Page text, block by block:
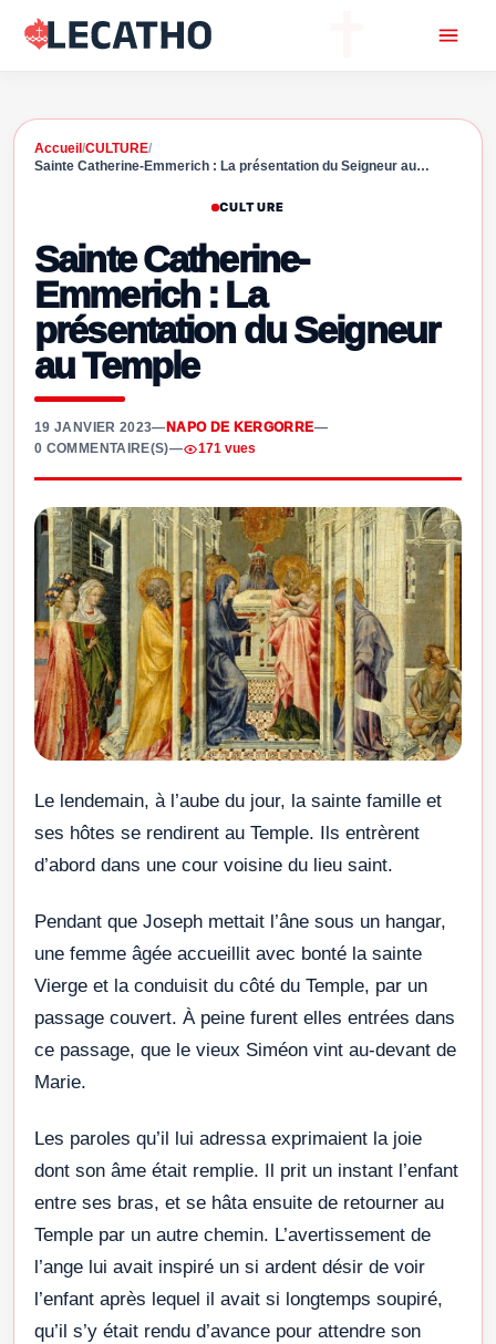
Accueil /CULTURE/
Sainte Catherine-Emmerich : La présentation du Seigneur au…
CULTURE
Sainte Catherine-
Emmerich : La
présentation du Seigneur
au Temple
19 JANVIER 2023— NAPO DE KERGORRE—
0 COMMENTAIRE(S)— 171 vues
Le lendemain, à l’aube du jour, la sainte famille et
ses hôtes se rendirent au Temple. Ils entrèrent
d’abord dans une cour voisine du lieu saint.
Pendant que Joseph mettait l’âne sous un hangar,
une femme âgée accueillit avec bonté la sainte
Vierge et la conduisit du côté du Temple, par un
passage couvert. À peine furent elles entrées dans
ce passage, que le vieux Siméon vint au-devant de
Marie.
Les paroles qu’il lui adressa exprimaient la joie
dont son âme était remplie. Il prit un instant l’enfant
entre ses bras, et se hâta ensuite de retourner au
Temple par un autre chemin. L’avertissement de
l’ange lui avait inspiré un si ardent désir de voir
l’enfant après lequel il avait si longtemps soupiré,
qu’il s’y était rendu d’avance pour attendre son